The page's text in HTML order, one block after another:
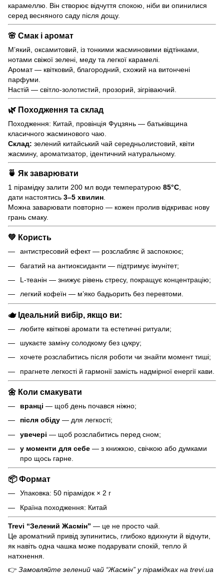
карамеллю. Він створює відчуття спокою, ніби ви опинилися
серед весняного саду після дощу.
🌸 Смак і аромат
М’який, оксамитовий, із тонкими жасминовими відтінками,
нотами свіжої зелені, меду та легкої карамелі.
Аромат — квітковий, благородний, схожий на витончені
парфуми.
Настій — світло-золотистий, прозорий, зігріваючий.
🌿 Походження та склад
Походження: Китай, провінція Фуцзянь — батьківщина
класичного жасминового чаю.
Склад: зелений китайський чай середньолистовий, квіти
жасмину, ароматизатор, ідентичний натуральному.
🍵 Як заварювати
1 пірамідку залити 200 мл води температурою 85°C,
дати настоятись 3–5 хвилин.
Можна заварювати повторно — кожен пролив відкриває нову
грань смаку.
💚 Користь
антистресовий ефект — розслабляє й заспокоює;
багатий на антиоксиданти — підтримує імунітет;
L-теанін — знижує рівень стресу, покращує концентрацію;
легкий кофеїн — м’яко бадьорить без перевтоми.
🫖 Ідеальний вибір, якщо ви:
любите квіткові аромати та естетичні ритуали;
шукаєте заміну солодкому без цукру;
хочете розслабитись після роботи чи знайти момент тиші;
прагнете легкості й гармонії замість надмірної енергії кави.
🌼 Коли смакувати
вранці — щоб день почався ніжно;
після обіду — для легкості;
увечері — щоб розслабитись перед сном;
у моменти для себе — з книжкою, свічкою або думками
про щось гарне.
📦 Формат
Упаковка: 50 пірамідок × 2 г
Країна походження: Китай
Trevi “Зелений Жасмін” — це не просто чай.
Це ароматний привід зупинитись, глибоко вдихнути й відчути,
як навіть одна чашка може подарувати спокій, тепло й
натхнення.
👉 Замовляйте зелений чай “Жасмін” у пірамідках на trevi.ua